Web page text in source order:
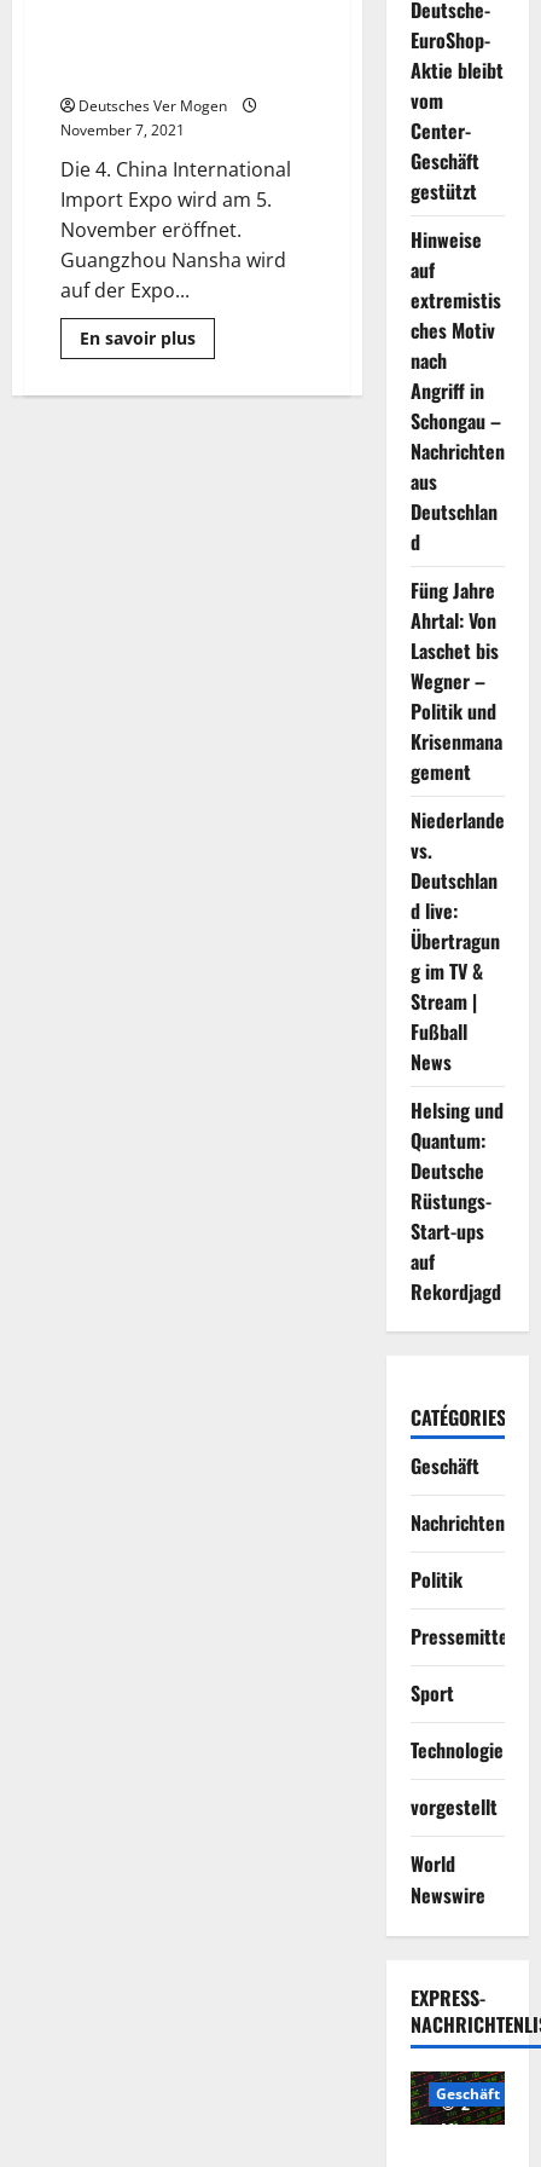
Deutsches Ver Mogen
November 7, 2021
Die 4. China International
Import Expo wird am 5.
November eröffnet.
Guangzhou Nansha wird
auf der Expo...
En savoir plusMehr
Informationen
erste
Deutsche-
EuroShop-
Aktie bleibt
vom
Center-
Geschäft
gestützt
Hinweise
auf
extremistis
ches Motiv
nach
Angriff in
Schongau –
Nachrichten
aus
Deutschlan
d
Füng Jahre
Ahrtal: Von
Laschet bis
Wegner –
Politik und
Krisenmana
gement
Niederlande
vs.
Deutschlan
d live:
Übertragun
g im TV &
Stream |
Fußball
News
Helsing und
Quantum:
Deutsche
Rüstungs-
Start-ups
auf
Rekordjagd
CATÉGORIES
Geschäft
Nachrichten
Politik
Sport
Technologie
vorgestellt
World
Newswire
EXPRESS-
2
Minuten
Geschäft